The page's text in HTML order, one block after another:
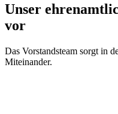
Unser
vor
Das Vorstandsteam sorgt in
Miteinander.